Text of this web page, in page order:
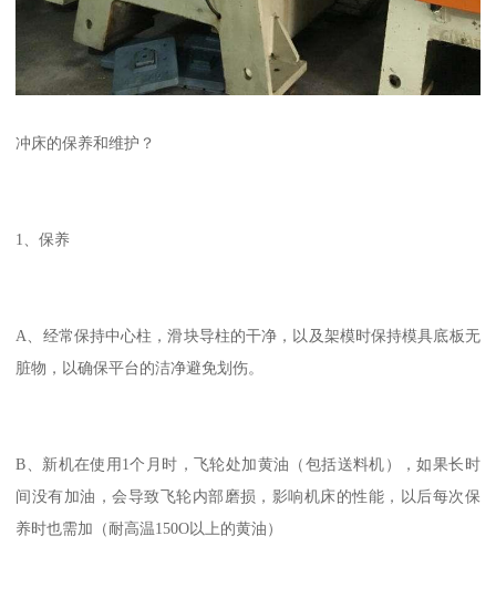
冲床的保养和维护？
1、保养
A、经常保持中心柱，滑块导柱的干净，以及架模时保持模具底板无
脏物，以确保平台的洁净避免划伤。
B、新机在使用1个月时，飞轮处加黄油（包括送料机），如果长时
间没有加油，会导致飞轮内部磨损，影响机床的性能，以后每次保
养时也需加（耐高温150O以上的黄油）